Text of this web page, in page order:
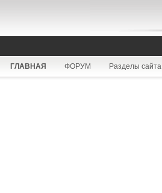
ГЛАВНАЯ ФОРУМ Разделы сайта